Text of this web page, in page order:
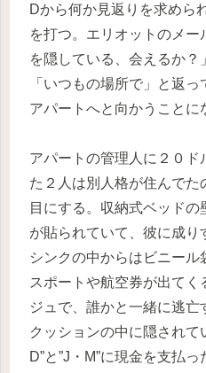
Dから何か見返りを求めら
を打つ。エリオットのメ
を隠している、会えるか？
「いつもの場所で」と返
アパートへと向かうことに
アパートの管理人に２０ド
た２人は別人格が住んでた
目にする。収納式ベッド
が貼られていて、彼に成り
シンクの中からはビニー
スポートや航空券が出てく
ジュで、誰かと一緒に逃亡
クッションの中に隠されて
D”と”J・M”に現金を支払